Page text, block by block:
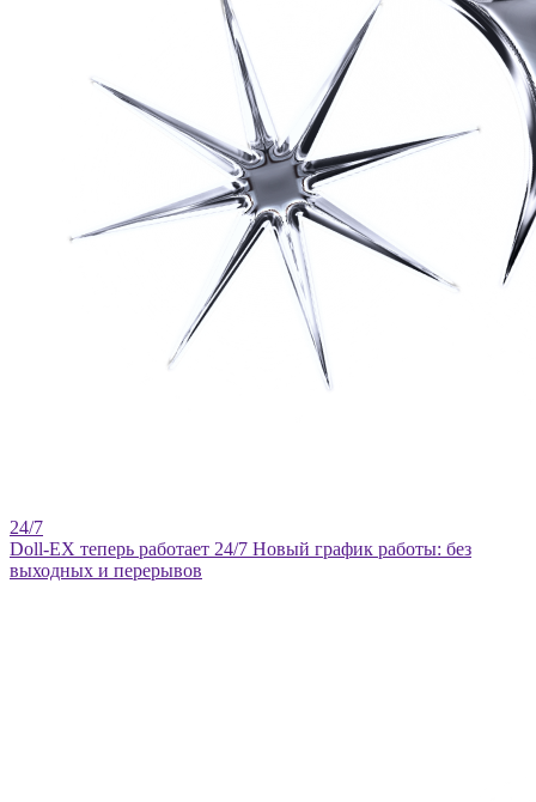
Doll-EX теперь работает 24/7 Новый график работы: без
выходных и перерывов